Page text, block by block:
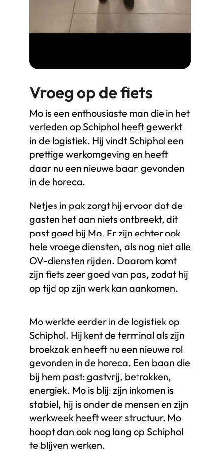
Vroeg op de fiets
Mo is een enthousiaste man die in het
verleden op Schiphol heeft gewerkt
in de logistiek. Hij vindt Schiphol een
prettige werkomgeving en heeft
daar nu een nieuwe baan gevonden
in de horeca.
Netjes in pak zorgt hij ervoor dat de
gasten het aan niets ontbreekt, dit
past goed bij Mo. Er zijn echter ook
hele vroege diensten, als nog niet alle
OV-diensten rijden. Daarom komt
zijn fiets zeer goed van pas, zodat hij
op tijd op zijn werk kan aankomen.
Mo werkte eerder in de logistiek op
Schiphol. Hij kent de terminal als zijn
broekzak en heeft nu een nieuwe rol
gevonden in de horeca. Een baan die
bij hem past: gastvrij, betrokken,
energiek. Mo is blij: zijn inkomen is
stabiel, hij is onder de mensen en zijn
werkweek heeft weer structuur. Mo
hoopt dan ook nog lang op Schiphol
te blijven werken.